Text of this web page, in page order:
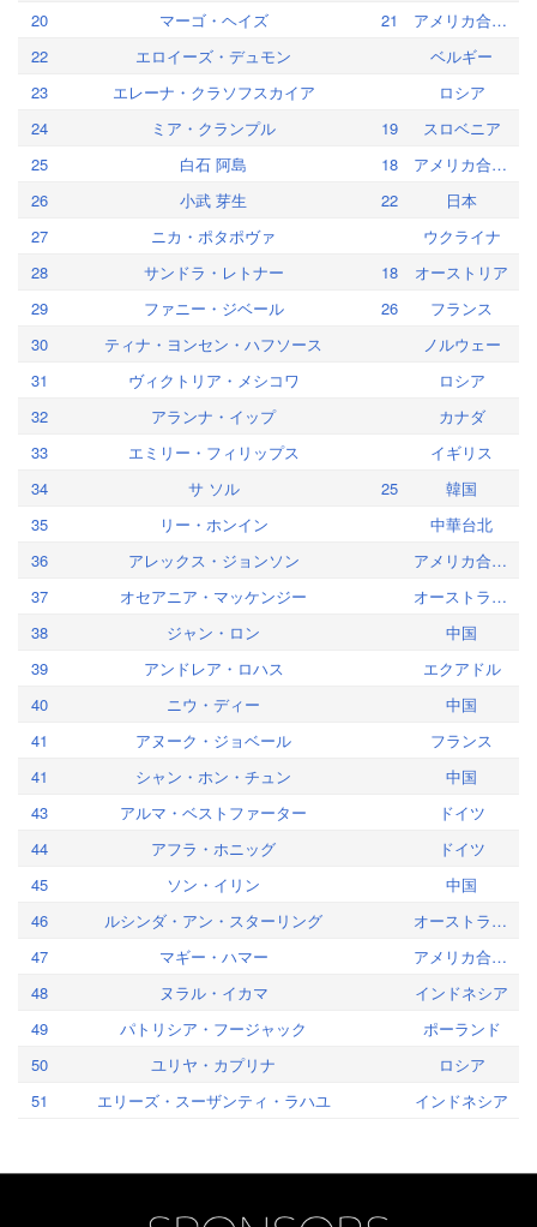
20
マーゴ・ヘイズ 21
アメリカ合衆国
22
エロイーズ・デュモン
ベルギー
23
エレーナ・クラソフスカイア
ロシア
24
ミア・クランプル 19
スロベニア
25
白石 阿島 18
アメリカ合衆国
26
小武 芽生 22
日本
27
ニカ・ポタポヴァ
ウクライナ
28
サンドラ・レトナー 18
オーストリア
29
ファニー・ジベール 26
フランス
30
ティナ・ヨンセン・ハフソース
ノルウェー
31
ヴィクトリア・メシコワ
ロシア
32
アランナ・イップ
カナダ
33
エミリー・フィリップス
イギリス
34
サ ソル 25
韓国
35
リー・ホンイン
中華台北
36
アレックス・ジョンソン
アメリカ合衆国
37
オセアニア・マッケンジー
オーストラリア
38
ジャン・ロン
中国
39
アンドレア・ロハス
エクアドル
40
ニウ・ディー
中国
41
アヌーク・ジョベール
フランス
41
シャン・ホン・チュン
中国
43
アルマ・ベストファーター
ドイツ
44
アフラ・ホニッグ
ドイツ
45
ソン・イリン
中国
46
ルシンダ・アン・スターリング
オーストラリア
47
マギー・ハマー
アメリカ合衆国
48
ヌラル・イカマ
インドネシア
49
パトリシア・フージャック
ポーランド
50
ユリヤ・カプリナ
ロシア
51
エリーズ・スーザンティ・ラハユ インドネシア